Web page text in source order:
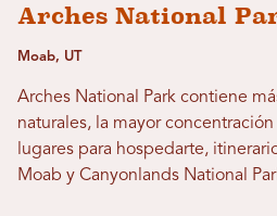
Arches National
Moab, UT
Arches National Park contiene
naturales, la mayor
lugares para hospedarte,
Moab y Canyonlands National